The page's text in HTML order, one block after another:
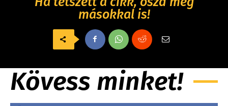
másokkal is!
Kövess minket!